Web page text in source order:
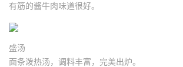
有筋的酱牛肉味道很好。
盛汤
面条泼热汤，调料丰富，完美出炉。